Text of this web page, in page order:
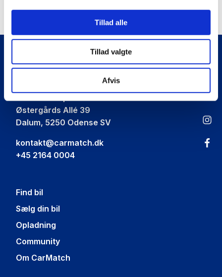
Tillad alle
Tillad valgte
Afvis
CarMatch
Østergårds Allé 39
Dalum, 5250 Odense SV
kontakt@carmatch.dk
+45 2164 0004
Find bil
Sælg din bil
Opladning
Community
Om CarMatch